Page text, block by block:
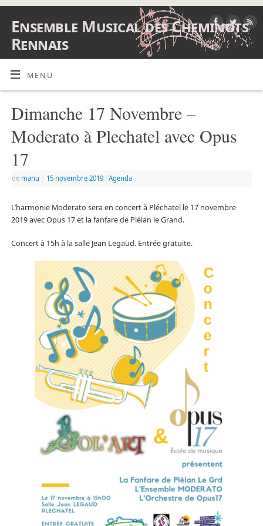
Ensemble Musical des Cheminots
Rennais
ENSEMBLE MUSICAL DES CHEMINOTS RENNAIS
MENU
Dimanche 17 Novembre –
Moderato à Plechatel avec Opus
17
de manu 15 novembre 2019 Agenda
L’harmonie Moderato sera en concert à Pléchatel le 17 novembre
2019 avec Opus 17 et la fanfare de Plélan le Grand.
Concert à 15h à la salle Jean Legaud. Entrée gratuite.